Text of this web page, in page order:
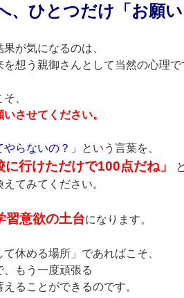
、ひとつだけ「お願
が気になるのは、
を想う親御さんとして当然の心理で
、
させてください。
やらないの？」 という言葉を、
に行けただけで100点だね」
てみてください。
習意欲の土台になります。
休める場所」であればこそ、
、もう一度頑張る
ることができるのです。